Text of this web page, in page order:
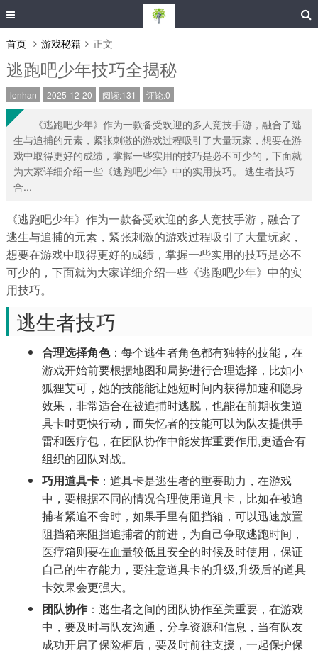
首页 游戏秘籍 正文
逃跑吧少年技巧全揭秘
lenhan 2025-12-20 阅读:131 评论:0
《逃跑吧少年》作为一款备受欢迎的多人竞技手游，融合了逃
生与追捕的元素，紧张刺激的游戏过程吸引了大量玩家，想要在游
戏中取得更好的成绩，掌握一些实用的技巧是必不可少的，下面就
为大家详细介绍一些《逃跑吧少年》中的实用技巧。 逃生者技巧
合...
《逃跑吧少年》作为一款备受欢迎的多人竞技手游，融合了
逃生与追捕的元素，紧张刺激的游戏过程吸引了大量玩家，
想要在游戏中取得更好的成绩，掌握一些实用的技巧是必不
可少的，下面就为大家详细介绍一些《逃跑吧少年》中的实
用技巧。
逃生者技巧
合理选择角色：每个逃生者角色都有独特的技能，在
游戏开始前要根据地图和局势进行合理选择，比如小
狐狸艾可，她的技能能让她短时间内获得加速和隐身
效果，非常适合在被追捕时逃脱，也能在前期收集道
具卡时更快行动，而失忆者的技能可以为队友提供手
雷和医疗包，在团队协作中能发挥重要作用,更适合有
组织的团队对战。
巧用道具卡：道具卡是逃生者的重要助力，在游戏
中，要根据不同的情况合理使用道具卡，比如在被追
捕者紧追不舍时，如果手里有阻挡箱，可以迅速放置
阻挡箱来阻挡追捕者的前进，为自己争取逃跑时间，
医疗箱则要在血量较低且安全的时候及时使用，保证
自己的生存能力，要注意道具卡的升级,升级后的道具
卡效果会更强大。
团队协作：逃生者之间的团队协作至关重要，在游戏
中，要及时与队友沟通，分享资源和信息，当有队友
成功开启了保险柜后，要及时前往支援，一起保护保